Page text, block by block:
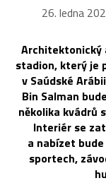
26. ledna
Architektonický
stadion, který je
v Saúdské
Bin Salman
několika kvádrů
Interiér se
a nabízet
sportech,